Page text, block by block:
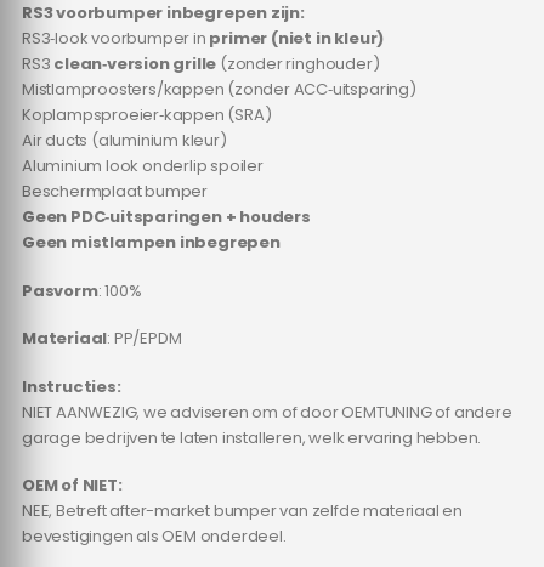
RS3 voorbumper inbegrepen zijn:
RS3‑look voorbumper in primer (niet in kleur)
RS3 clean‑version grille (zonder ringhouder)
Mistlamproosters/kappen (zonder ACC‑uitsparing)
Koplampsproeier‑kappen (SRA)
Air ducts (aluminium kleur)
Aluminium look onderlip spoiler
Beschermplaat bumper
Geen PDC‑uitsparingen + houders
Geen mistlampen inbegrepen
Pasvorm: 100%
Materiaal: PP/EPDM
Instructies:
NIET AANWEZIG, we adviseren om of door OEMTUNING of andere
garage bedrijven te laten installeren, welk ervaring hebben.
OEM of NIET:
NEE, Betreft after-market bumper van zelfde materiaal en
bevestigingen als OEM onderdeel.